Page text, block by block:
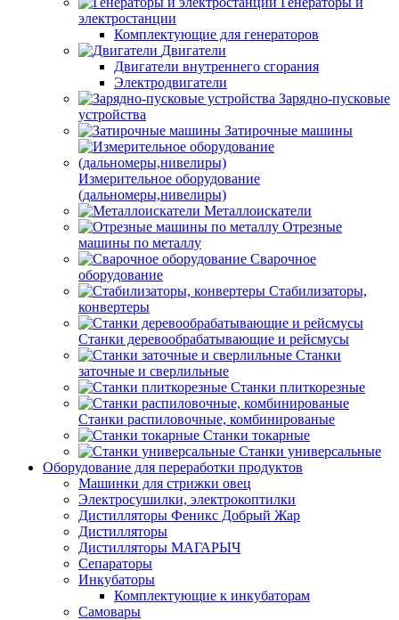
электростанции
Комплектующие для генераторов
Двигатели
Двигатели внутреннего сгорания
Электродвигатели
Зарядно-пусковые
устройства
Затирочные машины
Измерительное оборудование
(дальномеры,нивелиры)
Металлоискатели
Отрезные
машины по металлу
Сварочное
оборудование
Стабилизаторы,
конвертеры
Станки деревообрабатывающие и рейсмусы
Станки
заточные и сверлильные
Станки плиткорезные
Станки распиловочные, комбинированые
Станки токарные
Станки универсальные
Оборудование для переработки продуктов
Машинки для стрижки овец
Электросушилки, электрокоптилки
Дистилляторы Феникс Добрый Жар
Дистилляторы
Дистилляторы МАГАРЫЧ
Сепараторы
Инкубаторы
Комплектующие к инкубаторам
Самовары